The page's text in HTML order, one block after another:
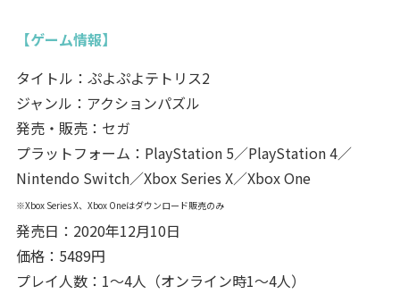
【ゲーム情報】
タイトル：ぷよぷよテトリス2
ジャンル：アクションパズル
発売・販売：セガ
プラットフォーム：PlayStation 5／PlayStation 4／
Nintendo Switch／Xbox Series X／Xbox One
※Xbox Series X、Xbox Oneはダウンロード販売のみ
発売日：2020年12月10日
価格：5489円
プレイ人数：1～4人（オンライン時1～4人）